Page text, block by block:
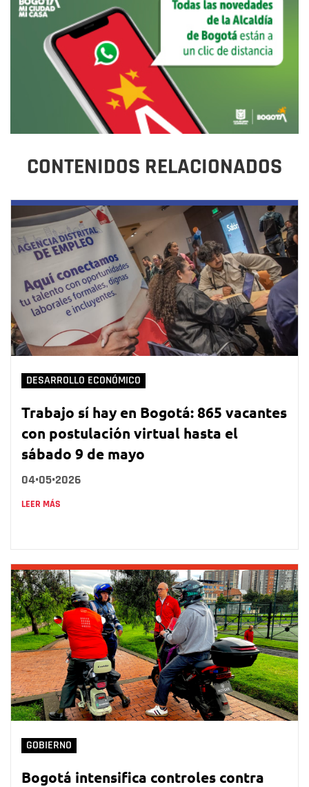
CONTENIDOS RELACIONADOS
DESARROLLO ECONÓMICO
Trabajo sí hay en Bogotá: 865 vacantes
con postulación virtual hasta el
sábado 9 de mayo
04•05•2026
LEER MÁS
GOBIERNO
Bogotá intensifica controles contra